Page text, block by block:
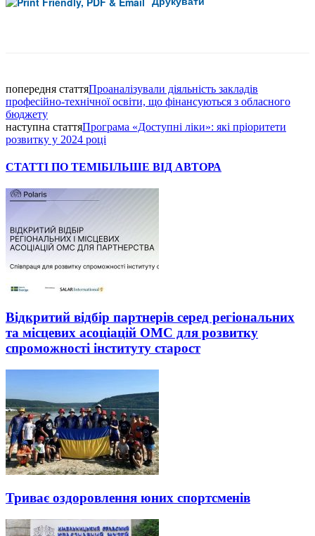
попередня статтяПроаналізували діяльність закладів
професійно-технічної освіти, що фінансуються з обласного
бюджету
наступна статтяПрограма «Доступні ліки»: які пріоритети
розвитку у 2024 році
СТАТТІ ПО ТЕМІБІЛЬШЕ ВІД АВТОРА
Відкритий відбір партнерів серед регіональних
та місцевих асоціацій ОМС для розвитку
спроможності інституту старост
Триває оздоровлення юних спортсменів